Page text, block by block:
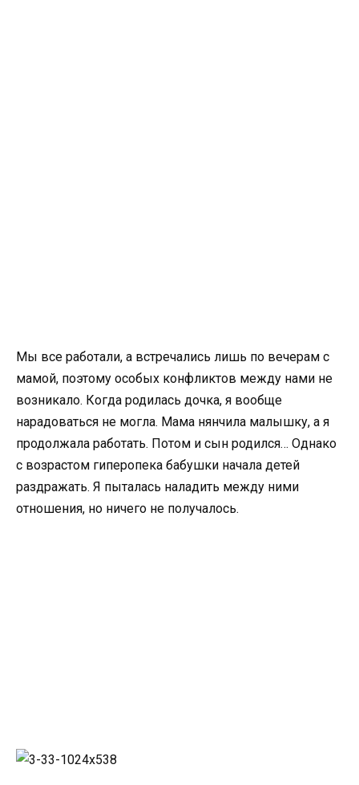
Мы все работали, а встречались лишь по вечерам с
мамой, поэтому особых конфликтов между нами не
возникало. Когда родилась дочка, я вообще
нарадоваться не могла. Мама нянчила малышку, а я
продолжала работать. Потом и сын родился… Однако
с возрастом гиперопека бабушки начала детей
раздражать. Я пыталась наладить между ними
отношения, но ничего не получалось.